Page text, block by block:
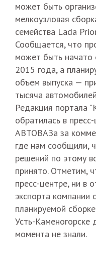
может быть
мелкоузловая
семейства Lada
Сообщается, что
может быть начато
2015 года, а
объем выпуска —
тысяча
Редакция портала
обратилась в
АВТОВАЗа за
где нам сообщили,
решений по этому
принято. Отметим,
пресс-центре, ни в
экспорта компании
планируемой
Усть-Каменогорске
момента не знали.